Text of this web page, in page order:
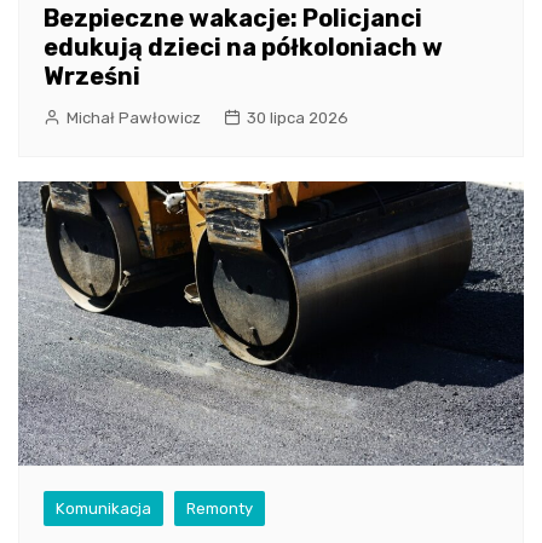
Bezpieczne wakacje: Policjanci
edukują dzieci na półkoloniach w
Wrześni
Michał Pawłowicz 30 lipca 2026
Komunikacja Remonty